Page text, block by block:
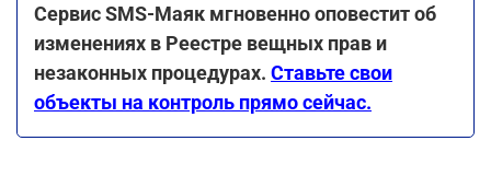
Сервис SMS-Маяк мгновенно оповестит об
изменениях в Реестре вещных прав и
незаконных процедурах. Ставьте свои
объекты на контроль прямо сейчас.